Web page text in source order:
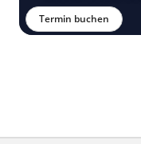
Termin buchen